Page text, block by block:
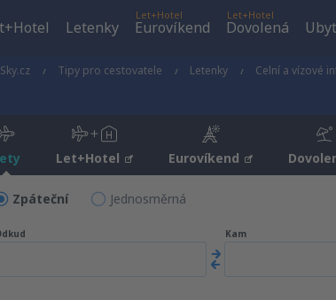
Letenky
Let+Hotel
Eurovíkend
Let+Hotel
Dovolená
Tipy pro cestovatele Letenky Celní a vízové
Let+Hotel Eurovíkend
Zpáteční Jednosměrná
Kam